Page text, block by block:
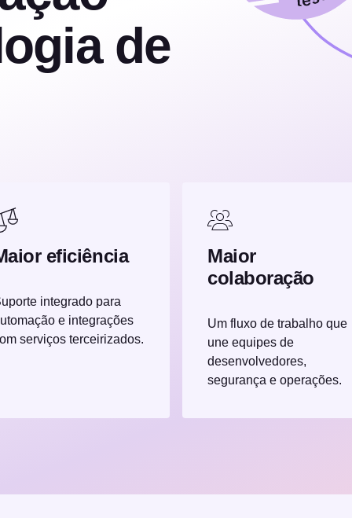
de
eficiência
integrado para
e integrações
serviços terceirizados.
Maior
colaboração
Um fluxo de trabalho que
une equipes de
desenvolvedores,
segurança e operações.